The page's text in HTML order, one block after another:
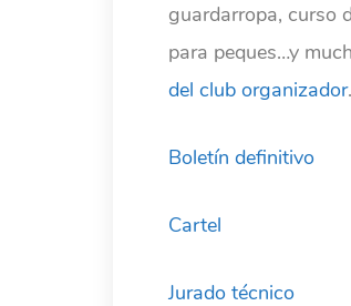
guardarropa, curso
para peques…y
del club organizador.
Boletín definitivo
Cartel
Jurado técnico